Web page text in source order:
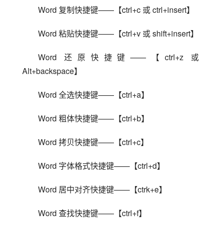
Word 复制快捷键——【ctrl+c 或 ctrl+insert】
Word 粘贴快捷键——【ctrl+v 或 shift+insert】
Word 还原快捷键——【ctrl+z 或
Alt+backspace】
Word 全选快捷键——【ctrl+a】
Word 粗体快捷键——【ctrl+b】
Word 拷贝快捷键——【ctrl+c】
Word 字体格式快捷键——【ctrl+d】
Word 居中对齐快捷键——【ctrk+e】
Word 查找快捷键——【ctrl+f】